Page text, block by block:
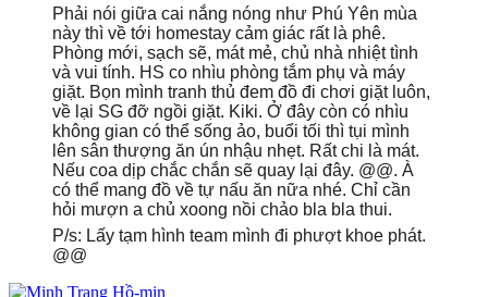
Phải nói giữa cai nắng nóng như Phú Yên mùa
này thì về tới homestay cảm giác rất là phê.
Phòng mới, sạch sẽ, mát mẻ, chủ nhà nhiệt tình
và vui tính. HS co nhìu phòng tắm phụ và máy
giặt. Bọn mình tranh thủ đem đồ đi chơi giặt luôn,
về lại SG đỡ ngồi giặt. Kiki. Ở đây còn có nhìu
không gian có thể sống ảo, buổi tối thì tụi mình
lên sân thượng ăn ún nhậu nhẹt. Rất chi là mát.
Nếu coa dịp chắc chắn sẽ quay lại đây. @@. À
có thể mang đồ về tự nấu ăn nữa nhé. Chỉ cần
hỏi mượn a chủ xoong nồi chảo bla bla thui.
P/s: Lấy tạm hình team mình đi phượt khoe phát.
@@